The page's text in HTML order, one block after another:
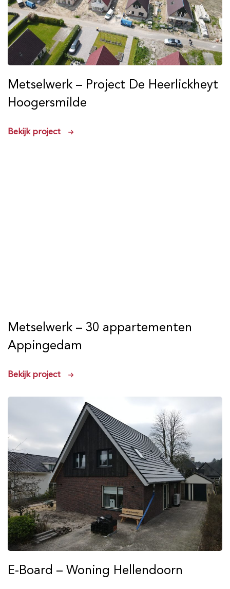
Metselwerk – Project De Heerlickheyt
Hoogersmilde
Bekijk project
Metselwerk – 30 appartementen
Appingedam
Bekijk project
E-Board – Woning Hellendoorn